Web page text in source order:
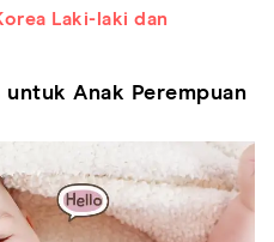
Laki-laki dan
untuk Anak Perempuan